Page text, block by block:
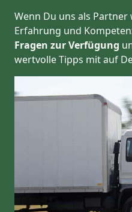
Wenn Du uns als
Erfahrung und
Fragen zur Verfügung
wertvolle Tipps mit auf